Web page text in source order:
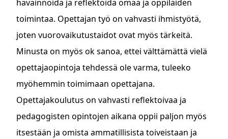
havainnoida ja reflektoida omaa ja oppilaiden
toimintaa. Opettajan työ on vahvasti ihmistyötä,
joten vuorovaikutustaidot ovat myös tärkeitä.
Minusta on myös ok sanoa, ettei välttämättä vielä
opettajaopintoja tehdessä ole varma, tuleeko
myöhemmin toimimaan opettajana.
Opettajakoulutus on vahvasti reflektoivaa ja
pedagogisten opintojen aikana oppii paljon myös
itsestään ja omista ammatillisista toiveistaan ja